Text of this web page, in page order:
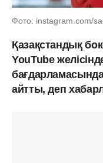
Фото: instagram.com/
Қазақстандық
YouTube
айтты, деп